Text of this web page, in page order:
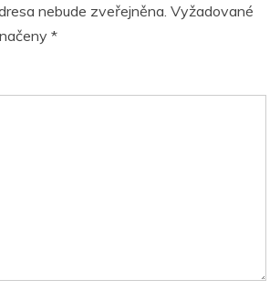
nebude zveřejněna. Vyžadované
*